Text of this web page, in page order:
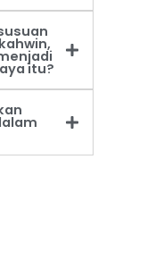
itu?